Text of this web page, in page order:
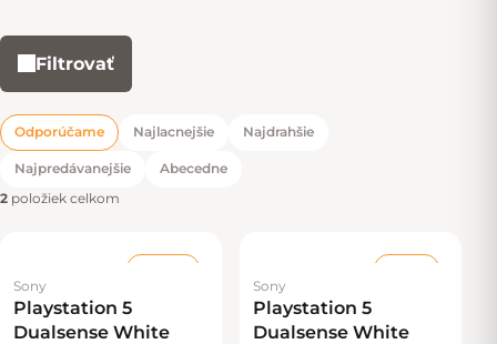
Filtrovať
Radenie produktov
Odporúčame Najlacnejšie Najdrahšie
Najpredávanejšie
Abecedne
2 položiek celkom
Výpis produktov
Sony
Playstation 5
Dualsense White
Sony
Playstation 5
Dualsense White